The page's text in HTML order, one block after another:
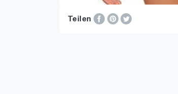
Teilen